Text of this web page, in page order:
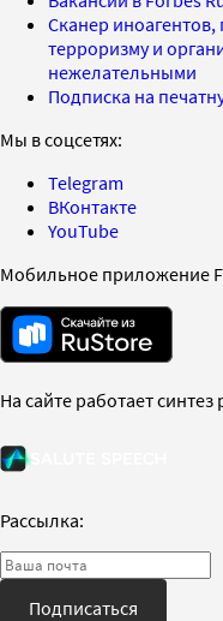
Сканер иноагентов,
терроризму и
нежелательными
Подписка на
Мы в соцсетях:
Telegram
ВКонтакте
YouTube
Мобильное приложение
На сайте работает синтез
Рассылка:
Подписаться